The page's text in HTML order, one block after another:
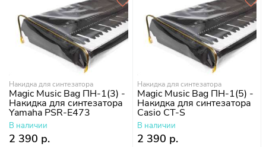
Накидка для синтезатора
Magic Music Bag ПН-1(3) -
Накидка для синтезатора
Yamaha PSR-E473
В наличии
2 390 р.
Накидка для синтезатора
Magic Music Bag ПН-1(5) -
Накидка для синтезатора
Casio CT-S
В наличии
2 390 р.